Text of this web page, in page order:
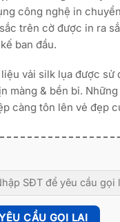
công nghệ in
trên cờ được in ra
ban đầu.
liệu vải silk lụa được sử
màng & bền bỉ.
càng tôn lên vẻ đẹp